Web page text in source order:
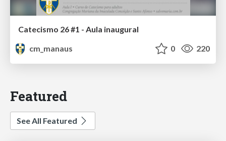
Catecismo 26 #1 - Aula inaugural
cm_manaus
0 220
Featured
See All Featured